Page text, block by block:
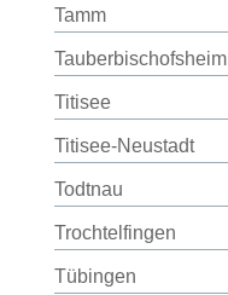
Tamm
Tauberbischofsheim
Titisee
Titisee-Neustadt
Todtnau
Trochtelfingen
Tübingen